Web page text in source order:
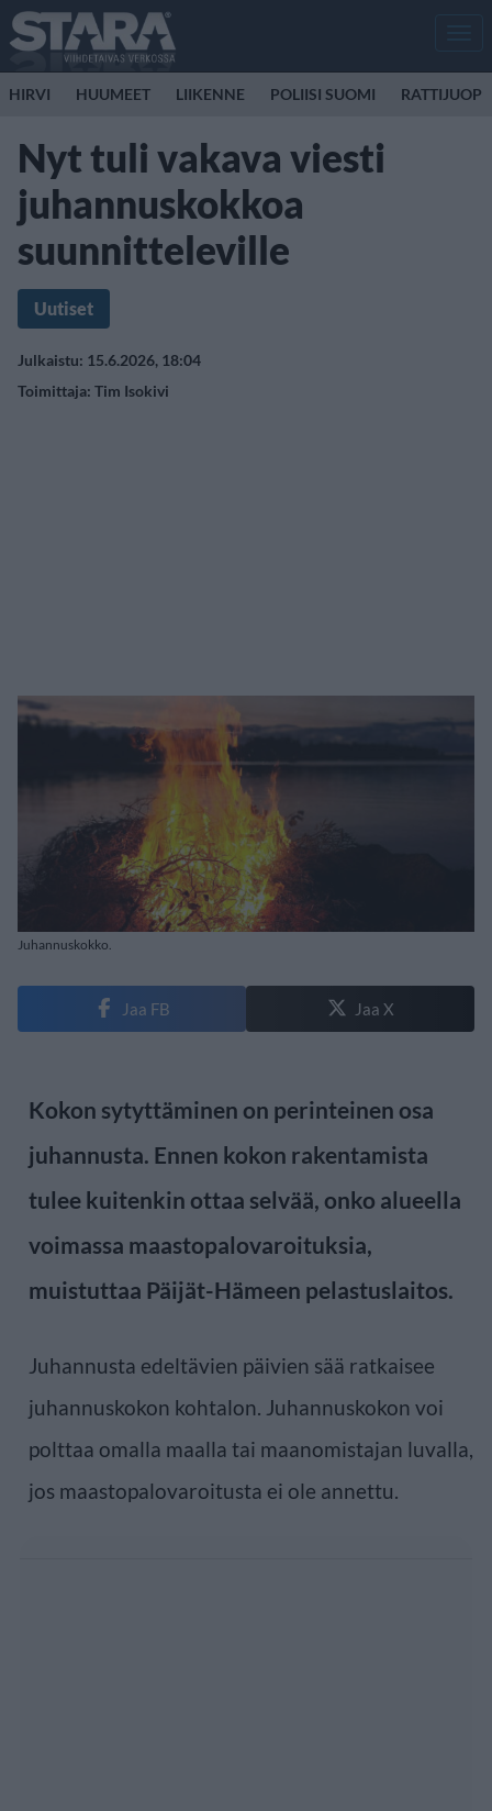
HIRVI HUUMEET LIIKENNE POLIISI SUOMI
Nyt tuli vakava viesti
juhannuskokkoa
suunnitteleville
Uutiset
Julkaistu: 15.6.2026, 18:04
Toimittaja: Tim Isokivi
Juhannuskokko.
Jaa FB Jaa X
Kokon sytyttäminen on perinteinen osa
juhannusta. Ennen kokon rakentamista
tulee kuitenkin ottaa selvää, onko alueella
voimassa maastopalovaroituksia,
muistuttaa Päijät-Hämeen pelastuslaitos.
Juhannusta edeltävien päivien sää ratkaisee
juhannuskokon kohtalon. Juhannuskokon voi
polttaa omalla maalla tai maanomistajan luvalla,
jos maastopalovaroitusta ei ole annettu.